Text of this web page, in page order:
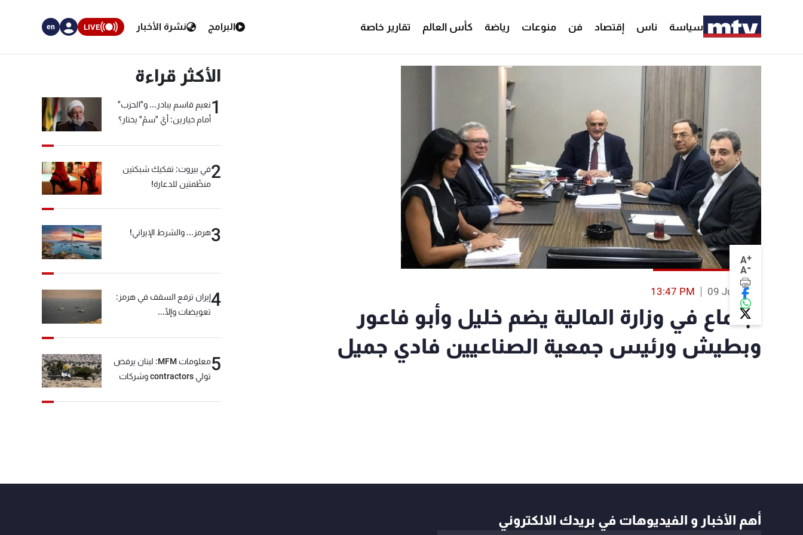
سياسة ناس إقتصاد فن منوعات رياضة كأس العالم تقارير خاصة البرامج نشرة الأخبار LIVE
en
A+
A-
09 Jul 2019
13:47 PM
اجتماع في وزارة المالية يضم خليل وأبو فاعور
وبطيش ورئيس جمعية الصناعيين فادي جميل
الأكثر قراءة
1نعيم قاسم يبادر... و"الحزب"
أمام خيارين: أيّ "سمّ" يختار؟
2في بيروت: تفكيك شبكتين
منظّمتين للدعارة!
3هرمز... والشرط الإيراني!
4إيران ترفع السقف في هرمز:
تعويضات وإلّا...
5
معلومات MFM: لبنان يرفض
تولي contractors وشركات
أهم الأخبار و الفيديوهات في بريدك الالكتروني